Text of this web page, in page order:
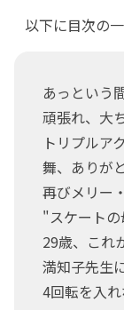
以下に目次の
あっという
頑張れ、大
トリプルア
舞、ありが
再びメリー
"スケートの
29歳、これ
満知子先生
4回転を入れ